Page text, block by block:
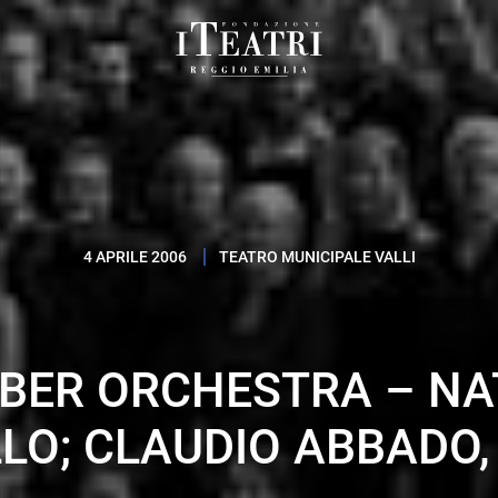
Fondazione
Teatri
Reggio
4 APRILE 2006 TEATRO MUNICIPALE VALLI
ORCHESTRA –
CLAUDIO